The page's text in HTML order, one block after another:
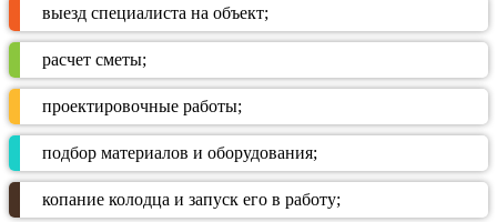
выезд специалиста на объект;
расчет сметы;
проектировочные работы;
подбор материалов и оборудования;
копание колодца и запуск его в работу;